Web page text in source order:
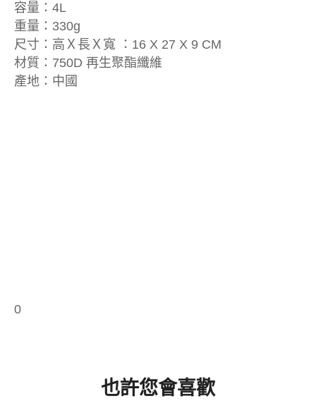
容量：4L
重量：330g
尺寸：高Ｘ長Ｘ寬 ：16 X 27 X 9 CM
材質：750D 再生聚酯纖維
產地：中國
0
也許您會喜歡